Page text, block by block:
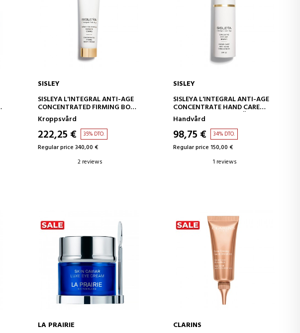
ADD TO CART
SISLEY
SISLEYA L'INTEGRAL ANTI-AGE
CONCENTRATED FIRMING BODY
CREAM
ÅTSTRAMANDE KROPPSKRÄM
Kroppsvård
222,25 € 35% DTO.
Regular price 340,00 €
2 reviews
ADD TO CART
SISLEY
SISLEYA L'INTEGRAL ANTI-AGE
CONCENTRATE HAND CARE
ANTI-AGING HANDKRÄM
Handvård
98,75 € 34% DTO.
Regular price 150,00 €
1 reviews
LA PRAIRIE
CLARINS